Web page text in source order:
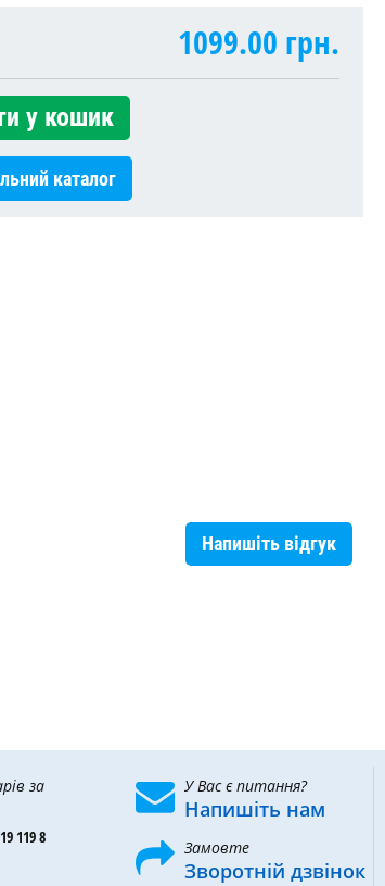
1099.00 грн.
у кошик
каталог
Напишіть відгук
за
119 8
У Вас є питання?
Напишіть нам
Замовте
Зворотній дзвінок